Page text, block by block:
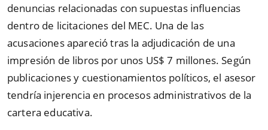
denuncias relacionadas con supuestas influencias
dentro de licitaciones del MEC. Una de las
acusaciones apareció tras la adjudicación de una
impresión de libros por unos US$ 7 millones. Según
publicaciones y cuestionamientos políticos, el asesor
tendría injerencia en procesos administrativos de la
cartera educativa.